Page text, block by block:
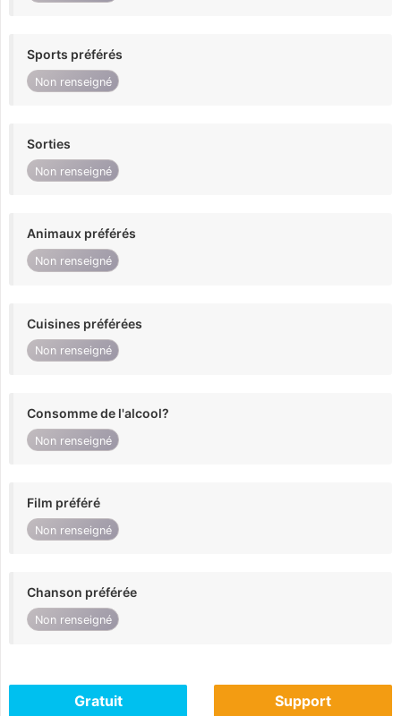
Sports préférés
Non renseigné
Sorties
Non renseigné
Animaux préférés
Non renseigné
Cuisines préférées
Non renseigné
Consomme de l'alcool?
Non renseigné
Film préféré
Non renseigné
Chanson préférée
Non renseigné
Gratuit Support